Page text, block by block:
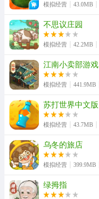
模拟经营 43.0MB
不思议庄园
模拟经营 42.2MB
江南小卖部游戏
模拟经营 441.9MB
苏打世界中文版
模拟经营 43.7MB
乌冬的旅店
模拟经营 399.9MB
绿拇指